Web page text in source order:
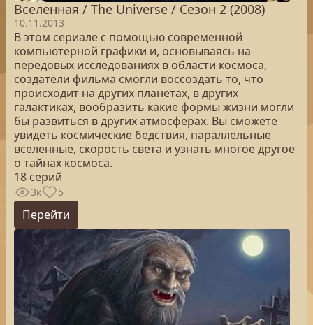
Вселенная / The Universe / Сезон 2 (2008)
10.11.2013
В этом сериале с помощью современной
компьютерной графики и, основываясь на
передовых исследованиях в области космоса,
создатели фильма смогли воссоздать то, что
происходит на других планетах, в других
галактиках, вообразить какие формы жизни могли
бы развиться в других атмосферах. Вы сможете
увидеть космические бедствия, параллельные
вселенные, скорость света и узнать многое другое
о тайнах космоса.
18 серий
3к 5
Перейти